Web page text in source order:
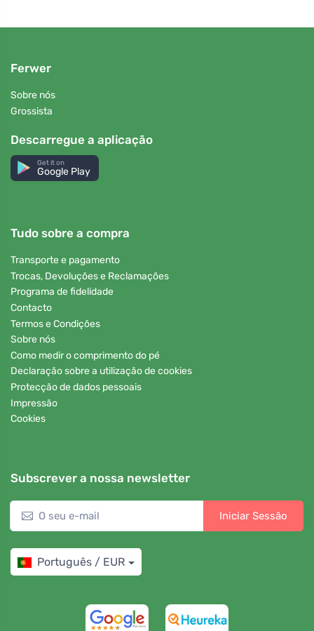
Ferwer
Sobre nós
Grossista
Descarregue a aplicação
Get it on
Google Play
Tudo sobre a compra
Transporte e pagamento
Trocas, Devoluções e Reclamações
Programa de fidelidade
Contacto
Termos e Condições
Sobre nós
Como medir o comprimento do pé
Declaração sobre a utilização de cookies
Protecção de dados pessoais
Impressão
Cookies
Subscrever a nossa newsletter
Iniciar Sessão
Português / EUR